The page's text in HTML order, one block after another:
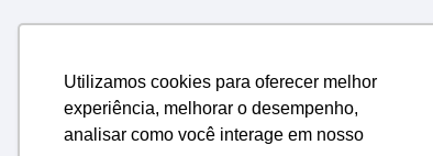
Utilizamos cookies para oferecer melhor
experiência, melhorar o desempenho,
analisar como você interage em nosso